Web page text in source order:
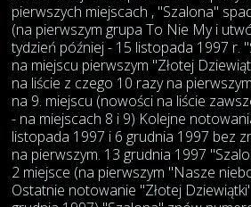
pierwszych miejscach , "Szalona"
(na pierwszym grupa To Nie My i
tydzień później - 15 listopada 1997 r.
na miejscu pierwszym "Złotej
na liście z czego 10 razy na
na 9. miejscu (nowości na liście
- na miejscach 8 i 9) Kolejne
listopada 1997 i 6 grudnia 1997 bez
na pierwszym. 13 grudnia 1997
2 miejsce (na pierwszym "Nasze
Ostatnie notowanie "Złotej